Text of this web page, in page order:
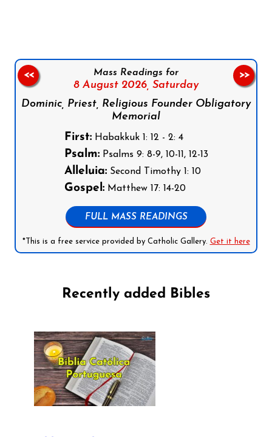
Mass Readings for
8 August 2026, Saturday
Dominic, Priest, Religious Founder Obligatory
Memorial
First:Habakkuk 1: 12 - 2: 4
Psalm:Psalms 9: 8-9, 10-11, 12-13
Alleluia:Second Timothy 1: 10
Gospel:Matthew 17: 14-20
FULL MASS READINGS
*This is a free service provided by Catholic Gallery. Get it here
<< >>
Recently added Bibles